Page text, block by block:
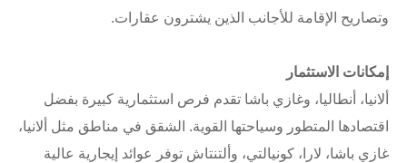
وتصاريح الإقامة للأجانب الذين يشترون عقارات.
إمكانات الاستثمار
ألانيا، أنطاليا، وغازي باشا تقدم فرص استثمارية كبيرة بفضل
اقتصادها المتطور وسياحتها القوية. الشقق في مناطق مثل ألانيا،
غازي باشا، لارا، كونيالتي، وألتنتاش توفر عوائد إيجارية عالية